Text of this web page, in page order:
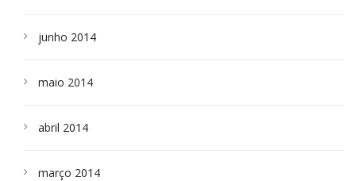
junho 2014
maio 2014
abril 2014
março 2014